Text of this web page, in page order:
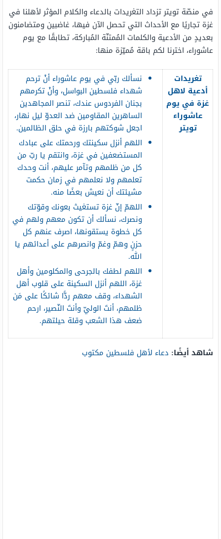
في منصّة تويتر تزداد التغريدات بالدعاء والكلام المؤثر لأهلنا في
غزة تجاريًا مع الأحداث التي تحصل الآن فيها، غاضبين ومتضامنون
بعديدٍ من الأدعية والكلمات المُمتنّة المُباركة، تطابقًا مع يوم
عاشوراء، اخترنا لكم باقة مُميّزة منها:
تغريدات
أدعية لاهل
غزة في يوم
عاشوراء
تويتر
نسألك ربّي في يوم عاشوراء أنْ ترحم
شهداء فلسطين البواسل، وأنْ تكرمهم
بجنان الفردوس عندك، تنصر المجاهدين
الساهرين المقاومين ضد العدوّ ليل نهار،
اجعل شوكتهم بارزة في حلق الظالمين.
اللهم أنزل سكينتك ورحمتك على عبادك
المستضعفين في غزة، وانتقم يا ربّ من
كل من ظلمهم وتآمر عليهم، أنت وحدك
تعلمهم ولا نعلمهم في زمان حكمت
مشيئتك أن نعيش بعضًا منه.
اللهمّ إنّ غزة تستغيث بعونك وقوّتك
ونصرك، نسألك أن تكون معهم ولهم في
كل خطوة يستقونها، اصرف عنهم كل
حزنٍ وهمّ وغمّ وانصرهم على أعدائهم يا
الله.
اللهم لطفك بالجرحى والمكلومين وأهل
غزة، اللهم أنزل السكينة على قلوب أهل
الشهداء، وقف معهم ردًّا شائكًا على مَن
ظلمهم، أنتَ الوليّ وأنتَ النّصير، ارحم
ضعف هذا الشعب وقلة حيلتهم.
شاهد أيضًا: دعاء لأهل فلسطين مكتوب